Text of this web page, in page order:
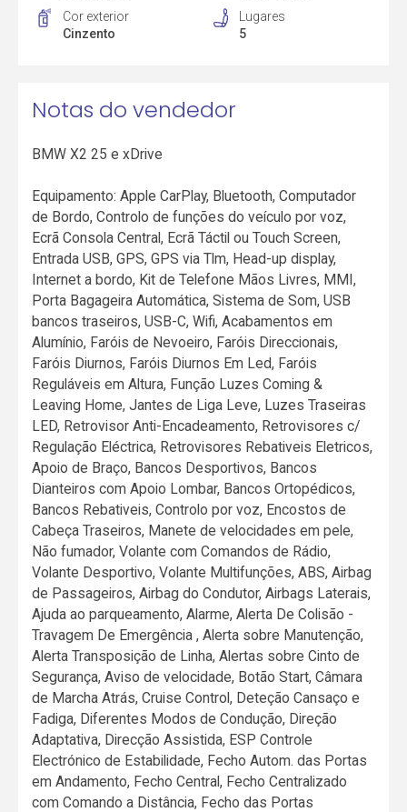
Cor exterior
Cinzento
Lugares
5
Notas do vendedor
BMW X2 25 e xDrive
Equipamento: Apple CarPlay, Bluetooth, Computador
de Bordo, Controlo de funções do veículo por voz,
Ecrã Consola Central, Ecrã Táctil ou Touch Screen,
Entrada USB, GPS, GPS via Tlm, Head-up display,
Internet a bordo, Kit de Telefone Mãos Livres, MMI,
Porta Bagageira Automática, Sistema de Som, USB
bancos traseiros, USB-C, Wifi, Acabamentos em
Alumínio, Faróis de Nevoeiro, Faróis Direccionais,
Faróis Diurnos, Faróis Diurnos Em Led, Faróis
Reguláveis em Altura, Função Luzes Coming &
Leaving Home, Jantes de Liga Leve, Luzes Traseiras
LED, Retrovisor Anti-Encadeamento, Retrovisores c/
Regulação Eléctrica, Retrovisores Rebativeis Eletricos,
Apoio de Braço, Bancos Desportivos, Bancos
Dianteiros com Apoio Lombar, Bancos Ortopédicos,
Bancos Rebativeis, Controlo por voz, Encostos de
Cabeça Traseiros, Manete de velocidades em pele,
Não fumador, Volante com Comandos de Rádio,
Volante Desportivo, Volante Multifunções, ABS, Airbag
de Passageiros, Airbag do Condutor, Airbags Laterais,
Ajuda ao parqueamento, Alarme, Alerta De Colisão -
Travagem De Emergência , Alerta sobre Manutenção,
Alerta Transposição de Linha, Alertas sobre Cinto de
Segurança, Aviso de velocidade, Botão Start, Câmara
de Marcha Atrás, Cruise Control, Deteção Cansaço e
Fadiga, Diferentes Modos de Condução, Direção
Adaptativa, Direcção Assistida, ESP Controle
Electrónico de Estabilidade, Fecho Autom. das Portas
em Andamento, Fecho Central, Fecho Centralizado
com Comando a Distância, Fecho das Portas